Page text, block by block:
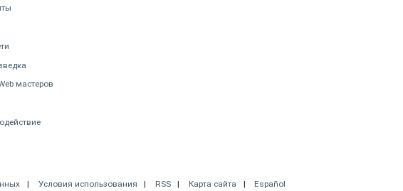
мастеров
Условия использования RSS Карта сайта Español